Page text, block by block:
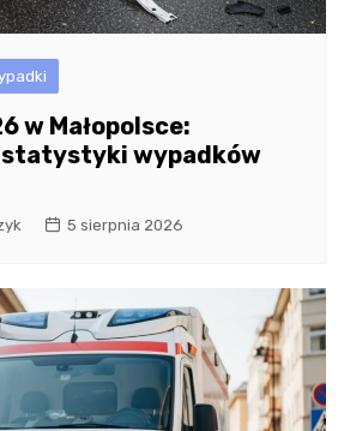
w Małopolsce:
wypadków
5 sierpnia 2026